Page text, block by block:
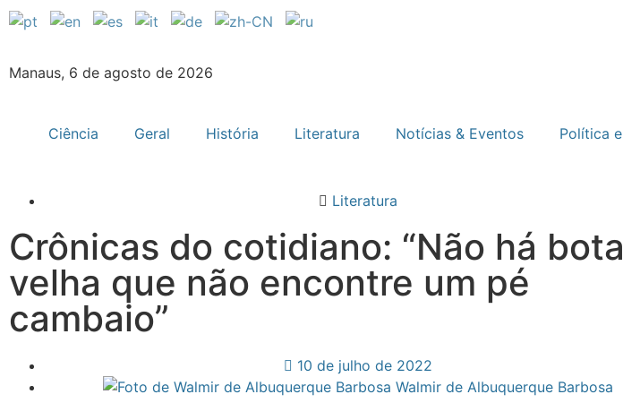
Manaus, 6 de agosto de 2026
Ciência Geral História Literatura Notícias & Eventos Política
Literatura
Crônicas do cotidiano: “Não há bota
velha que não encontre um pé
cambaio”
10 de julho de 2022
Walmir de Albuquerque Barbosa